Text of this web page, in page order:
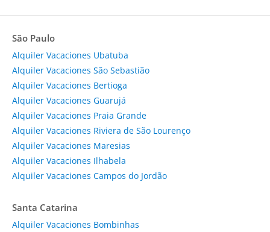
São Paulo
Alquiler Vacaciones Ubatuba
Alquiler Vacaciones São Sebastião
Alquiler Vacaciones Bertioga
Alquiler Vacaciones Guarujá
Alquiler Vacaciones Praia Grande
Alquiler Vacaciones Riviera de São Lourenço
Alquiler Vacaciones Maresias
Alquiler Vacaciones Ilhabela
Alquiler Vacaciones Campos do Jordão
Santa Catarina
Alquiler Vacaciones Bombinhas